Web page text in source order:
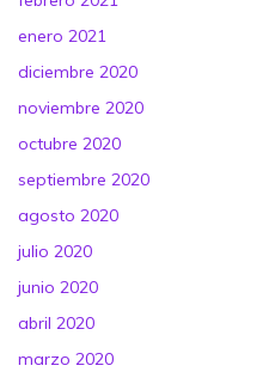
enero 2021
diciembre 2020
noviembre 2020
octubre 2020
septiembre 2020
agosto 2020
julio 2020
junio 2020
abril 2020
marzo 2020